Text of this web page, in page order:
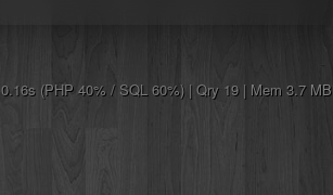
0.16s (PHP 40% / SQL 60%) | Qry 19 | Mem 3.7 MB